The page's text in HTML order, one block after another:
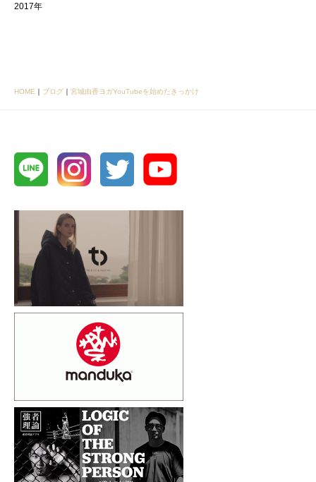
2017年
HOME ｜ ブログ ｜ 宮城由香ヨガYouTubeを始めたきっかけ